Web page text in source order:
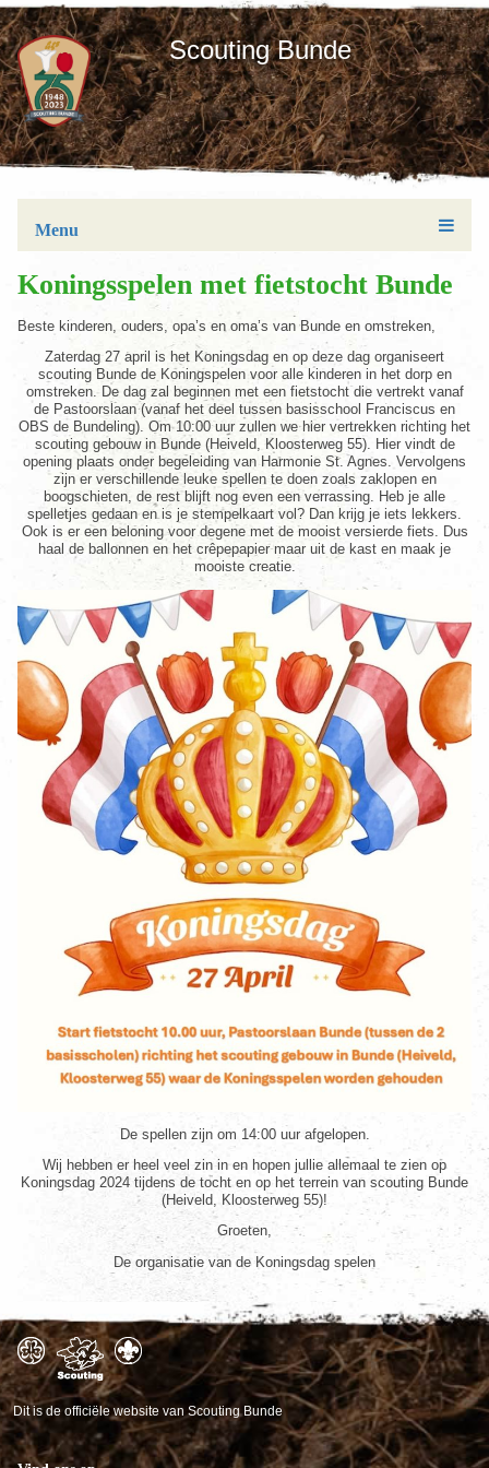
Scouting Bunde
Menu
Koningsspelen met fietstocht Bunde
Beste kinderen, ouders, opa’s en oma’s van Bunde en omstreken,
Zaterdag 27 april is het Koningsdag en op deze dag organiseert
scouting Bunde de Koningspelen voor alle kinderen in het dorp en
omstreken. De dag zal beginnen met een fietstocht die vertrekt vanaf
de Pastoorslaan (vanaf het deel tussen basisschool Franciscus en
OBS de Bundeling). Om 10:00 uur zullen we hier vertrekken richting het
scouting gebouw in Bunde (Heiveld, Kloosterweg 55). Hier vindt de
opening plaats onder begeleiding van Harmonie St. Agnes. Vervolgens
zijn er verschillende leuke spellen te doen zoals zaklopen en
boogschieten, de rest blijft nog even een verrassing. Heb je alle
spelletjes gedaan en is je stempelkaart vol? Dan krijg je iets lekkers.
Ook is er een beloning voor degene met de mooist versierde fiets. Dus
haal de ballonnen en het crêpepapier maar uit de kast en maak je
mooiste creatie.
De spellen zijn om 14:00 uur afgelopen.
Wij hebben er heel veel zin in en hopen jullie allemaal te zien op
Koningsdag 2024 tijdens de tocht en op het terrein van scouting Bunde
(Heiveld, Kloosterweg 55)!
Groeten,
De organisatie van de Koningsdag spelen
Dit is de officiële website van Scouting Bunde